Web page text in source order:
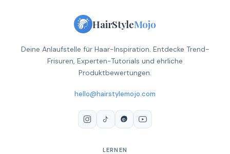
HairStyleMojo
Deine Anlaufstelle für Haar-Inspiration. Entdecke Trend-
Frisuren, Experten-Tutorials und ehrliche
Produktbewertungen.
hello@hairstylemojo.com
LERNEN